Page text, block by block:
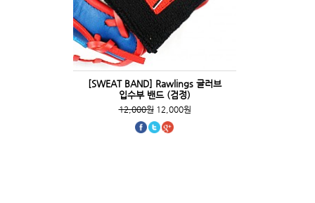
[SWEAT BAND] Rawlings 글러브
입수부 밴드 (검정)
12,000원12,000원